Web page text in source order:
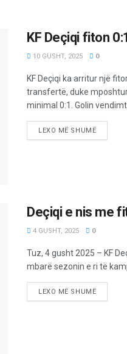
KF Deçiqi fiton
10 GUSHT, 2025 0
KF Deçiqi ka arritur një
transfertë, duke
minimal 0:1. Golin
LEXO MË SHUMË
Deçiqi e nis me
4 GUSHT, 2025 0
Tuz, 4 gusht 2025 – KF
mbarë sezonin e ri të
LEXO MË SHUMË